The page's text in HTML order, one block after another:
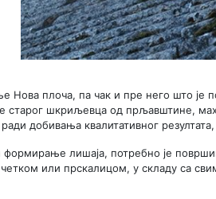
Нова плоча, па чак и пре него што је
шкриљевца од прљавштине,
добивања квалитативног
лишаја, потребно је
или прскалицом, у складу са